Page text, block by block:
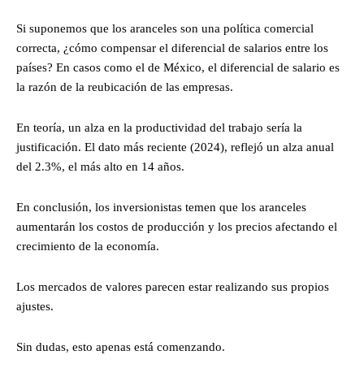
Si suponemos que los aranceles son una política comercial
correcta, ¿cómo compensar el diferencial de salarios entre los
países? En casos como el de México, el diferencial de salario es
la razón de la reubicación de las empresas.
En teoría, un alza en la productividad del trabajo sería la
justificación. El dato más reciente (2024), reflejó un alza anual
del 2.3%, el más alto en 14 años.
En conclusión, los inversionistas temen que los aranceles
aumentarán los costos de producción y los precios afectando el
crecimiento de la economía.
Los mercados de valores parecen estar realizando sus propios
ajustes.
Sin dudas, esto apenas está comenzando.